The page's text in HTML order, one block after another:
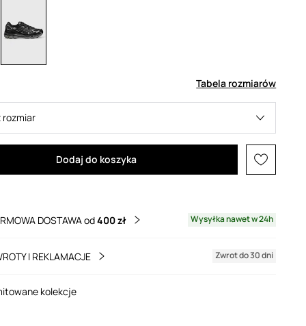
Tabela rozmiarów
rozmiar
Dodaj do koszyka
DOSTAWA od400 zł Wysyłka nawet w 24h
I REKLAMACJE Zwrot do 30 dni
kolekcje